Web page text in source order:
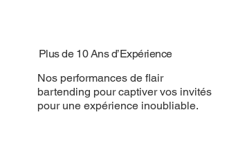
Plus de 10 Ans d’Expérience
Nos performances de flair
bartending pour captiver vos invités
pour une expérience inoubliable.